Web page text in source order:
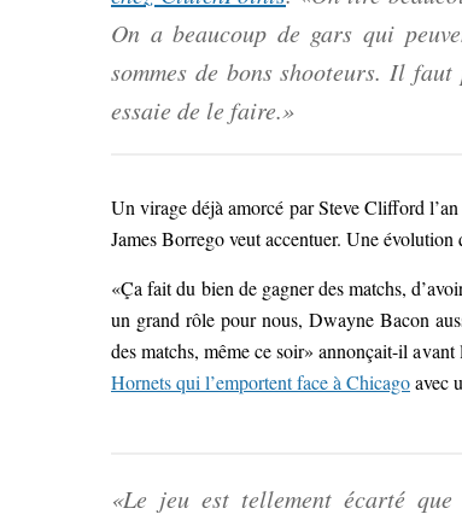
On a beaucoup de gars qui
sommes de bons shooteurs. Il
essaie de le faire.»
Un virage déjà amorcé par Steve Clifford
James Borrego veut accentuer. Une
«Ça fait du bien de gagner des matchs,
un grand rôle pour nous, Dwayne Bacon
des matchs, même ce soir» annonçait-il
Hornets qui l’emportent face à Chicagoavec
«Le jeu est tellement écarté